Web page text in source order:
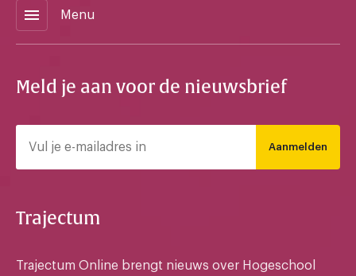
menu Menu
Meld je aan voor de nieuwsbrief
Aanmelden
Trajectum
Trajectum Online brengt nieuws over Hogeschool